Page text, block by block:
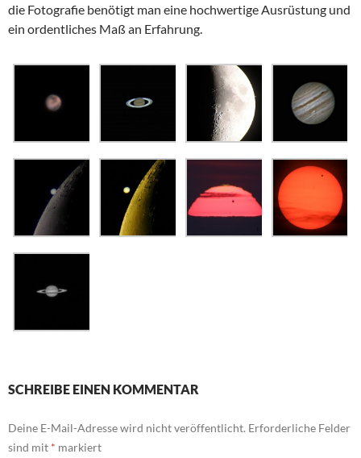
die Fotografie benötigt man eine hochwertige Ausrüstung und
ein ordentliches Maß an Erfahrung.
SCHREIBE EINEN KOMMENTAR
Deine E-Mail-Adresse wird nicht veröffentlicht. Erforderliche Felder
sind mit * markiert